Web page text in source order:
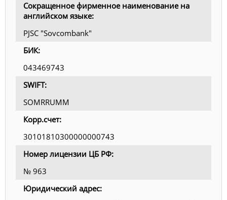
Сокращенное фирменное наименование на
английском языке:
PJSC "Sovcombank"
БИК:
043469743
SWIFT:
SOMRRUMM
Корр.счет:
30101810300000000743
Номер лицензии ЦБ РФ:
№ 963
Юридический адрес: